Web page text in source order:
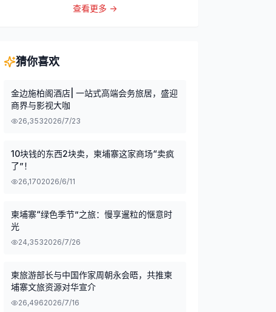
查看更多 →
猜你喜欢
金边施柏阁酒店| 一站式高端会务旅居，盛迎
商界与影视大咖
26,3532026/7/23
10块钱的东西2块卖，柬埔寨这家商场“卖疯
了”！
26,1702026/6/11
柬埔寨“绿色季节”之旅：慢享暹粒的惬意时
光
24,3532026/7/26
柬旅游部长与中国作家周朝永会晤，共推柬
埔寨文旅资源对华宣介
26,4962026/7/16